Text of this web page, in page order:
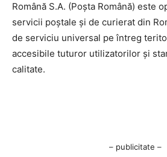
Română S.A. (Poșta Română) este
servicii poștale și de curierat din
de serviciu universal pe întreg
accesibile tuturor utilizatorilor și
calitate.
– publicitate –